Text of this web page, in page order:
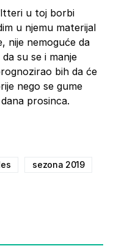
u toj borbi
u njemu materijal
nije nemoguće da
su se i manje
bih da će
nego se gume
prosinca.
sezona 2019